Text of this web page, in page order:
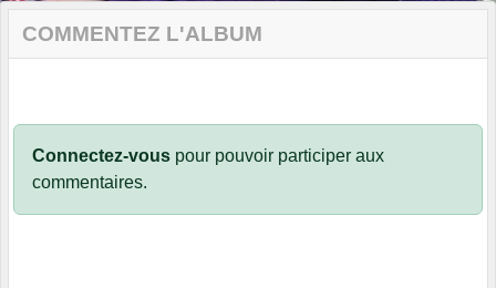
COMMENTEZ L'ALBUM
Connectez-vous pour pouvoir participer aux
commentaires.